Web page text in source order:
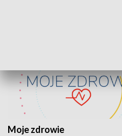
Moje zdrowie